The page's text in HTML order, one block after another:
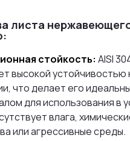
листа
стойкость: AISI
высокой устойчивостью
что делает его
для использования в
влага,
или агрессивные среды.